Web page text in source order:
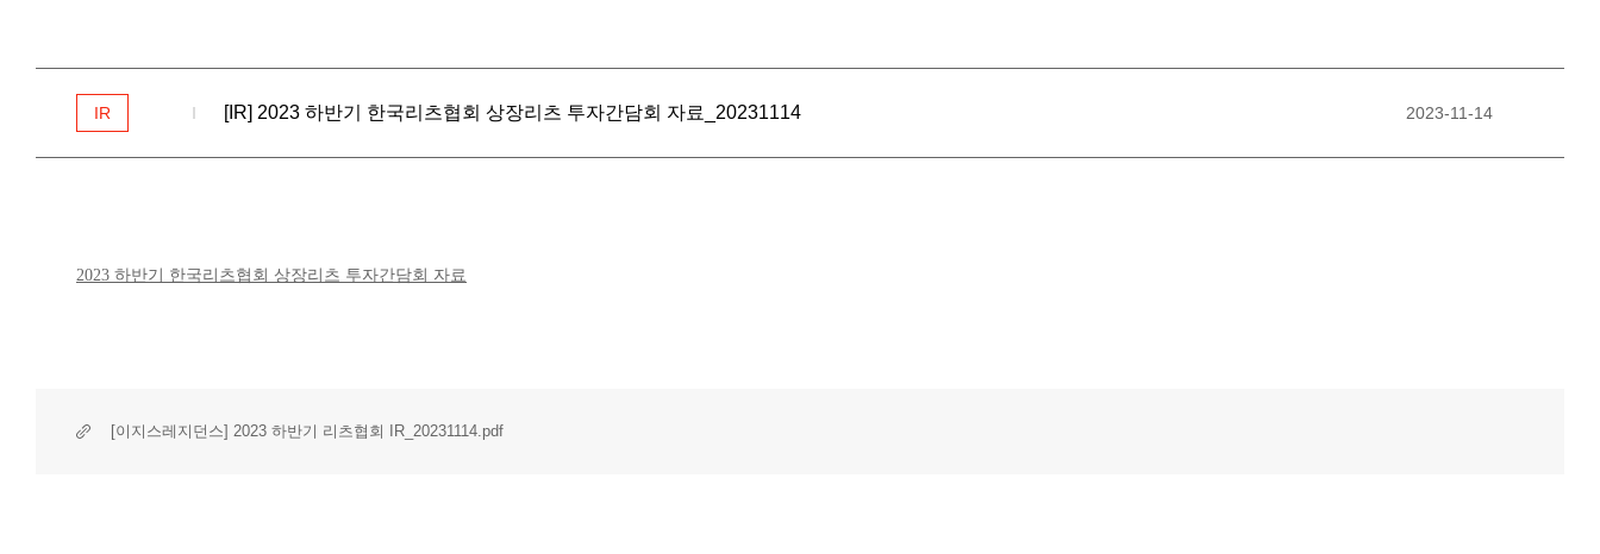
IR [IR] 2023 하반기 한국리츠협회 상장리츠 투자간담회 자료_20231114 2023-11-14
2023 하반기 한국리츠협회 상장리츠 투자간담회 자료
[이지스레지던스] 2023 하반기 리츠협회 IR_20231114.pdf